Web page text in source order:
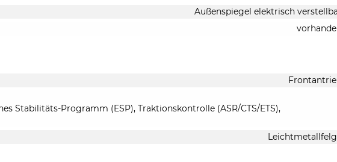
Außenspiegel elektrisch
Stabilitäts-Programm (ESP), Traktionskontrolle (ASR/CTS/ETS),